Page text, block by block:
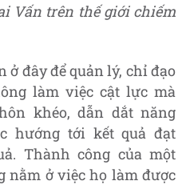
Vấn trên thế giớichiếm
đây để quản lý, chỉ đạo
làm việc cật lực mà
khéo, dẫn dắt năng
hướng tới kết quả đạt
Thành công của một
nằm ở việc họ làm được